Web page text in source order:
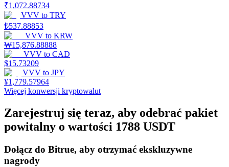
Wysokie zyski i natychmiastowy dostęp
Launchpool
Elastyczne stawianie zakładów, aby zarabiać na popularnych
₹1,072.88734
VVV to TRY
₺537.88853
VVV to KRW
₩15,876.88888
VVV to CAD
$15.73209
VVV to JPY
¥1,779.57964
Więcej konwersji kryptowalut
Zarejestruj się teraz, aby odebrać pakiet
powitalny o wartości 1788 USDT
Dołącz do Bitrue, aby otrzymać ekskluzywne
nagrody